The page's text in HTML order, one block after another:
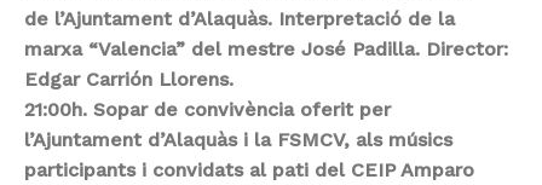
de l’Ajuntament d’Alaquàs. Interpretació de la
marxa “Valencia” del mestre José Padilla. Director:
Edgar Carrión Llorens.
21:00h. Sopar de convivència oferit per
l’Ajuntament d’Alaquàs i la FSMCV, als músics
participants i convidats al pati del CEIP Amparo